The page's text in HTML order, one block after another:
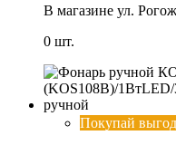
В магазине ул.
0 шт.
Покупай